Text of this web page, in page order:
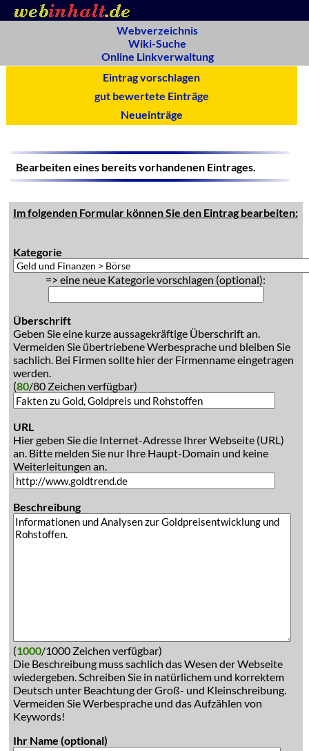
Webverzeichnis
Wiki-Suche
Online Linkverwaltung
Eintrag vorschlagen
gut bewertete Einträge
Neueinträge
Bearbeiten eines bereits vorhandenen Eintrages.
Im folgenden Formular können Sie den Eintrag bearbeiten:
Kategorie
=> eine neue Kategorie vorschlagen (optional):
Überschrift
Geben Sie eine kurze aussagekräftige Überschrift an.
Vermeiden Sie übertriebene Werbesprache und bleiben Sie
sachlich. Bei Firmen sollte hier der Firmenname eingetragen
werden.
(80/80 Zeichen verfügbar)
URL
Hier geben Sie die Internet-Adresse Ihrer Webseite (URL)
an. Bitte melden Sie nur Ihre Haupt-Domain und keine
Weiterleitungen an.
Beschreibung
(1000/1000 Zeichen verfügbar)
Die Beschreibung muss sachlich das Wesen der Webseite
wiedergeben. Schreiben Sie in natürlichem und korrektem
Deutsch unter Beachtung der Groß- und Kleinschreibung.
Vermeiden Sie Werbesprache und das Aufzählen von
Keywords!
Ihr Name (optional)